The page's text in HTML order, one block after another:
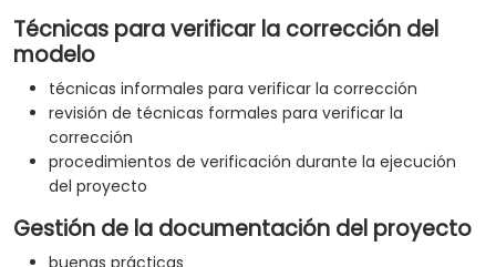
Técnicas para verificar la corrección del
modelo
técnicas informales para verificar la corrección
revisión de técnicas formales para verificar la
corrección
procedimientos de verificación durante la ejecución
del proyecto
Gestión de la documentación del proyecto